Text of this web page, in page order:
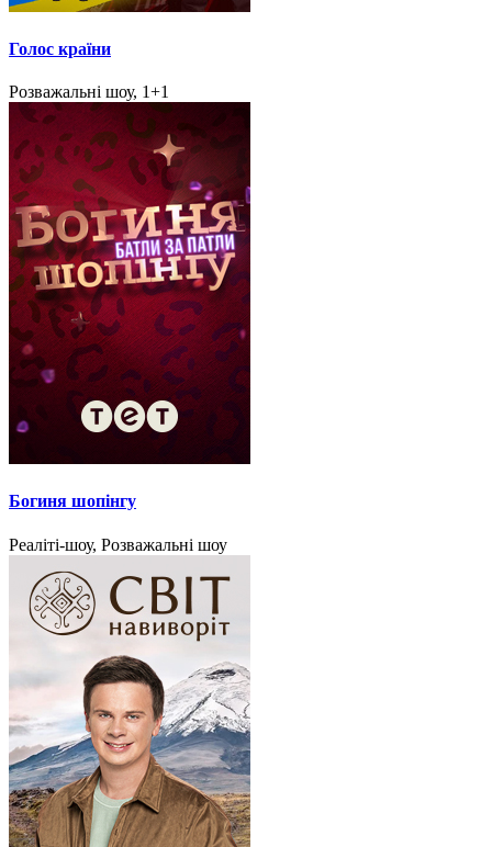
Голос країни
Розважальні шоу, 1+1
Богиня шопінгу
Реаліті-шоу, Розважальні шоу